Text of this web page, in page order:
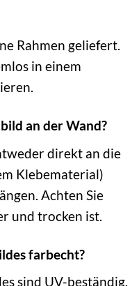
Rahmen geliefert.
in einem
an der Wand?
direkt an die
Klebematerial)
Achten Sie
und trocken ist.
farbecht?
sind UV-beständig,